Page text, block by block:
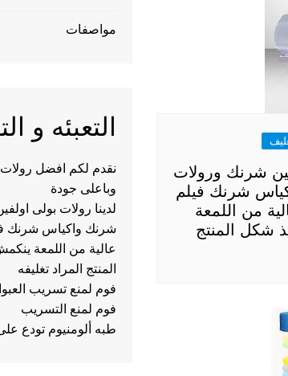
شرنك ورولات
شرنك فيلم
من اللمعة
شكل المنتج
مواصفات
التعبئه و
نقدم لكم افضل
وباعلى جودة
لدينا رولات بولى
شرنك واكياس شرنك
عالية من اللمعة
المنتج المراد تغليفه
فوم لمنع تسريب
فوم لمنع التسريب
طبه ألومنيوم تودع